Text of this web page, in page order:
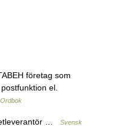
företag som
el.
…
Svensk